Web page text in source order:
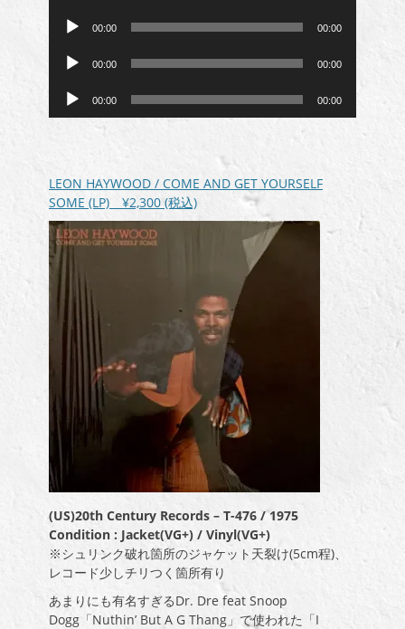
00:00 00:00
00:00 00:00
ヤ
ー
00:00 00:00
LEON HAYWOOD / COME AND GET YOURSELF
SOME (LP) ¥2,300 (税込)
(US)20th Century Records – T-476 / 1975
Condition : Jacket(VG+) / Vinyl(VG+)
※シュリンク破れ箇所のジャケット天裂け(5cm程)、
レコード少しチリつく箇所有り
あまりにも有名すぎるDr. Dre feat Snoop
Dogg「Nuthin’ But A G Thang」で使われた「I